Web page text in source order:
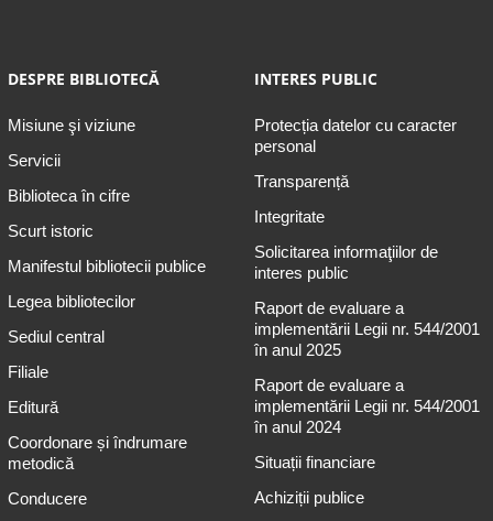
DESPRE BIBLIOTECĂ
Misiune şi viziune
Servicii
Biblioteca în cifre
Scurt istoric
Manifestul bibliotecii publice
Legea bibliotecilor
Sediul central
Filiale
Editură
Coordonare și îndrumare
metodică
Conducere
INTERES PUBLIC
Protecția datelor cu caracter
personal
Transparență
Integritate
Solicitarea informaţiilor de
interes public
Raport de evaluare a
implementării Legii nr. 544/2001
în anul 2025
Raport de evaluare a
implementării Legii nr. 544/2001
în anul 2024
Situații financiare
Achiziții publice